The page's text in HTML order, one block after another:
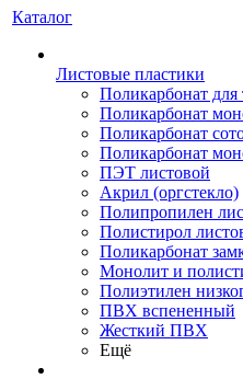
Каталог
Листовые пластики
Поликарбонат для
Поликарбонат
Поликарбонат
Поликарбонат
ПЭТ листовой
Акрил (оргстекло)
Полипропилен
Полистирол
Поликарбонат
Монолит и
Полиэтилен
ПВХ вспененный
Жесткий ПВХ
Ещё